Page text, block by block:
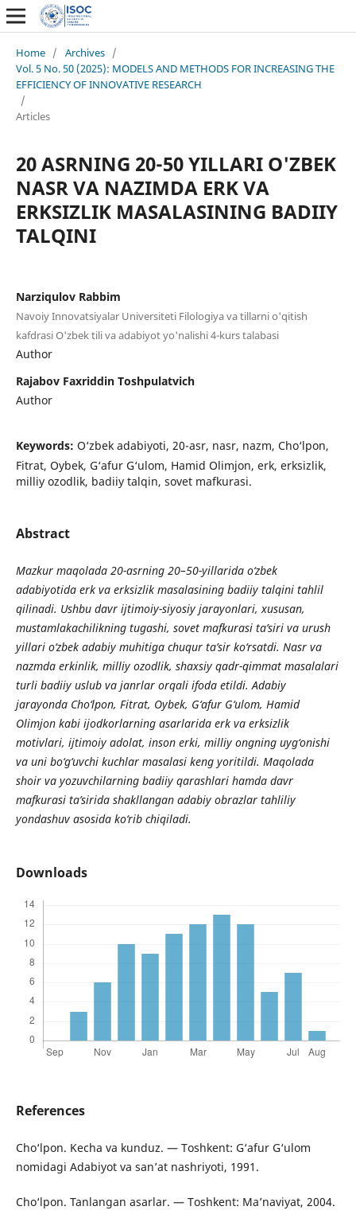
Home / Archives /
Vol. 5 No. 50 (2025): MODELS AND METHODS FOR INCREASING THE
EFFICIENCY OF INNOVATIVE RESEARCH
/
Articles
20 ASRNING 20-50 YILLARI O'ZBEK
NASR VA NAZIMDA ERK VA
ERKSIZLIK MASALASINING BADIIY
TALQINI
Narziqulov Rabbim
Navoiy Innovatsiyalar Universiteti Filologiya va tillarni o'qitish
kafdrasi O'zbek tili va adabiyot yo'nalishi 4-kurs talabasi
Author
Rajabov Faxriddin Toshpulatvich
Author
Keywords: O‘zbek adabiyoti, 20-asr, nasr, nazm, Cho‘lpon,
Fitrat, Oybek, G‘afur G‘ulom, Hamid Olimjon, erk, erksizlik,
milliy ozodlik, badiiy talqin, sovet mafkurasi.
Abstract
Mazkur maqolada 20-asrning 20–50-yillarida o‘zbek
adabiyotida erk va erksizlik masalasining badiiy talqini tahlil
qilinadi. Ushbu davr ijtimoiy-siyosiy jarayonlari, xususan,
mustamlakachilikning tugashi, sovet mafkurasi ta’siri va urush
yillari o‘zbek adabiy muhitiga chuqur ta’sir ko‘rsatdi. Nasr va
nazmda erkinlik, milliy ozodlik, shaxsiy qadr-qimmat masalalari
turli badiiy uslub va janrlar orqali ifoda etildi. Adabiy
jarayonda Cho‘lpon, Fitrat, Oybek, G‘afur G‘ulom, Hamid
Olimjon kabi ijodkorlarning asarlarida erk va erksizlik
motivlari, ijtimoiy adolat, inson erki, milliy ongning uyg‘onishi
va uni bo‘g‘uvchi kuchlar masalasi keng yoritildi. Maqolada
shoir va yozuvchilarning badiiy qarashlari hamda davr
mafkurasi ta’sirida shakllangan adabiy obrazlar tahliliy
yondashuv asosida ko‘rib chiqiladi.
Downloads
References
Cho‘lpon. Kecha va kunduz. — Toshkent: G‘afur G‘ulom
nomidagi Adabiyot va san’at nashriyoti, 1991.
Cho‘lpon. Tanlangan asarlar. — Toshkent: Ma’naviyat, 2004.